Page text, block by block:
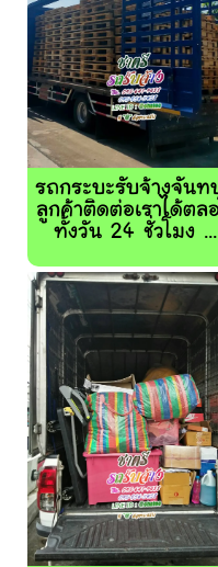
รถกระบะรับจ้างจันท
ลูกค้าติดต่อเราได้ตล
ทั้งวัน 24 ชั่วโมง ...